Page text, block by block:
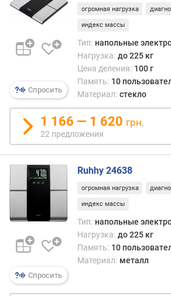
Спросить
огромная нагрузка
индекс массы
Тип: напольные
Нагрузка: до 225 кг
Цена деления: 100 г
Память: 10
Материал: стекло
1 166 — 1 620 грн.
22 предложения
Спросить
Ruhhy 24638
огромная нагрузка
индекс массы
Тип: напольные
Нагрузка: до 225 кг
Память: 10
Материал: металл